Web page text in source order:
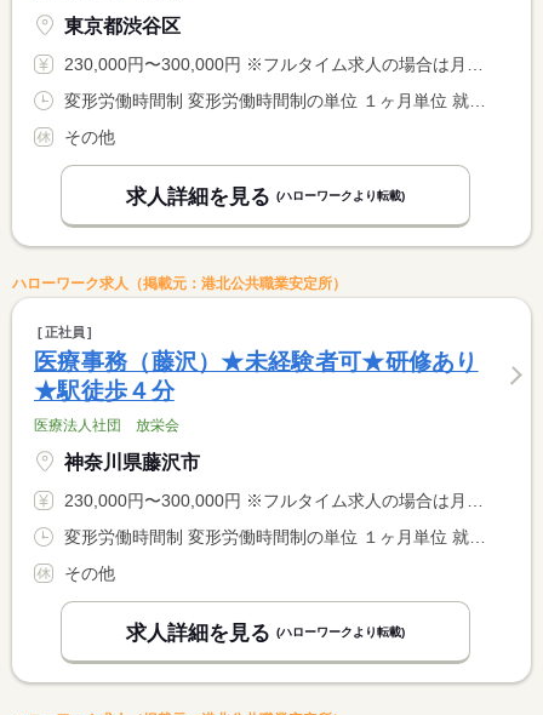
東京都渋谷区
230,000円〜300,000円 ※フルタイム求人の場合は月額（換算額）、パート求人の場合は時間額を表示しています。
その他
求人詳細を見る (ハローワークより転載)
ハローワーク求人（掲載元：港北公共職業安定所）
正社員
医療事務（藤沢）★未経験者可★研修あり
★駅徒歩４分
医療法人社団 放栄会
神奈川県藤沢市
230,000円〜300,000円 ※フルタイム求人の場合は月額（換算額）、パート求人の場合は時間額を表示しています。
その他
求人詳細を見る (ハローワークより転載)